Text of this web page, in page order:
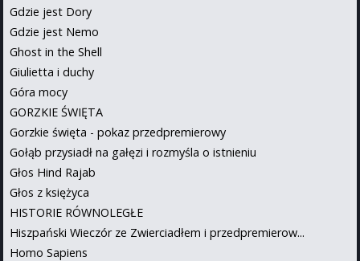
Gdzie jest Dory
Gdzie jest Nemo
Ghost in the Shell
Giulietta i duchy
Góra mocy
GORZKIE ŚWIĘTA
Gorzkie święta - pokaz przedpremierowy
Gołąb przysiadł na gałęzi i rozmyśla o istnieniu
Głos Hind Rajab
Głos z księżyca
HISTORIE RÓWNOLEGŁE
Hiszpański Wieczór ze Zwierciadłem i przedpremierow...
Homo Sapiens